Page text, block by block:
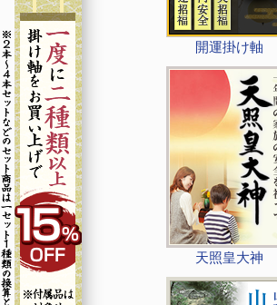
開運掛け軸
天照皇大神